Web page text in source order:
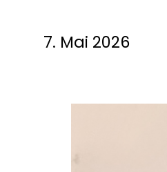
7. Mai 2026